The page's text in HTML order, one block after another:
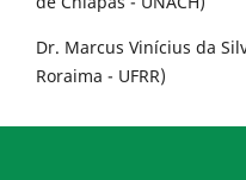
Dr. Marcus Vinícius da
Roraima - UFRR)